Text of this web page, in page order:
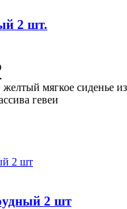
2 шт.
мягкое сиденье из
гевеи
2 шт